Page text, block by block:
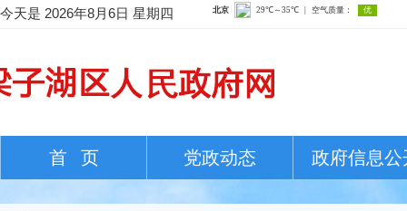
今天是 2026年8月6日 星期四
首 页 党政动态 政府信息公